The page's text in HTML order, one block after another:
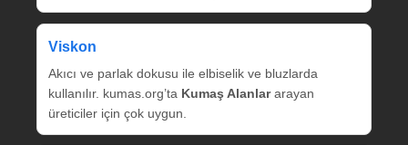
Viskon
Akıcı ve parlak dokusu ile elbiselik ve bluzlarda
kullanılır. kumas.org’ta Kumaş Alanlararayan
üreticiler için çok uygun.